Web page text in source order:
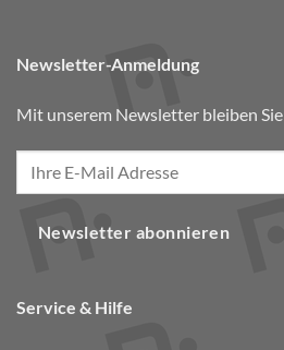
Newsletter-Anmeldung
Mit unserem Newsletter bleiben Sie
Newsletter abonnieren
Service & Hilfe